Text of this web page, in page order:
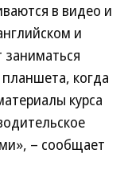
в видео и
и
заниматься
когда
курса
– сообщает